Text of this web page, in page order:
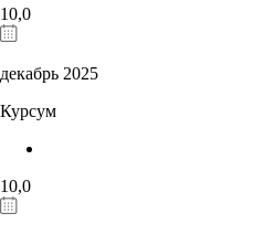
10,0
декабрь 2025
Курсум
10,0